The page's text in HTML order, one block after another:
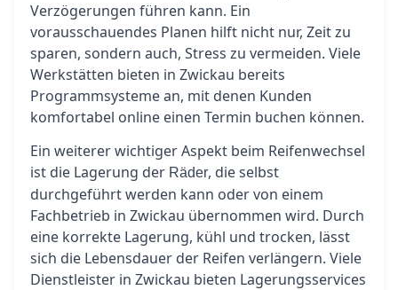
Verzögerungen führen kann. Ein
vorausschauendes Planen hilft nicht nur, Zeit zu
sparen, sondern auch, Stress zu vermeiden. Viele
Werkstätten bieten in Zwickau bereits
Programmsysteme an, mit denen Kunden
komfortabel online einen Termin buchen können.
Ein weiterer wichtiger Aspekt beim Reifenwechsel
ist die Lagerung der Räder, die selbst
durchgeführt werden kann oder von einem
Fachbetrieb in Zwickau übernommen wird. Durch
eine korrekte Lagerung, kühl und trocken, lässt
sich die Lebensdauer der Reifen verlängern. Viele
Dienstleister in Zwickau bieten Lagerungsservices